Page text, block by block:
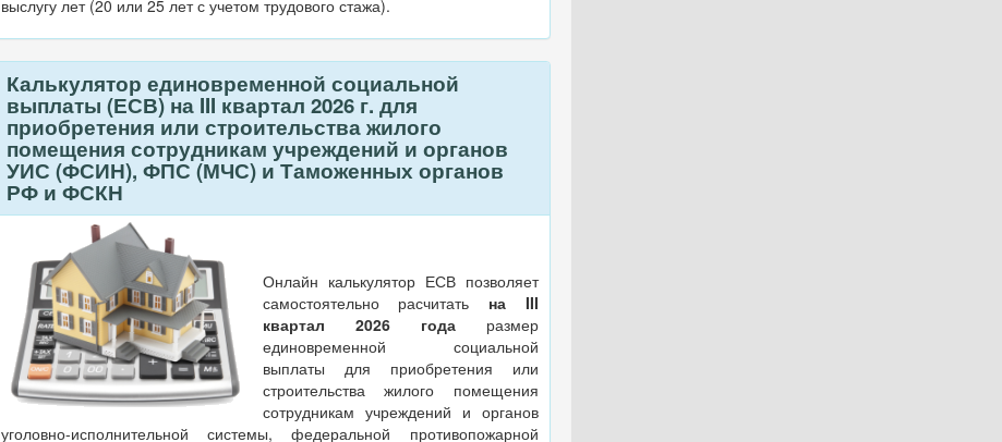
выслугу лет (20 или 25 лет с учетом трудового стажа).
Калькулятор единовременной социальной
выплаты (ЕСВ) на III квартал 2026 г. для
приобретения или строительства жилого
помещения сотрудникам учреждений и органов
УИС (ФСИН), ФПС (МЧС) и Таможенных органов
РФ и ФСКН
Онлайн калькулятор ЕСВ позволяет
самостоятельно расчитать на III
квартал 2026 годаразмер
единовременной социальной
выплаты для приобретения или
строительства жилого помещения
сотрудникам учреждений и органов
уголовно-исполнительной системы, федеральной противопожарной